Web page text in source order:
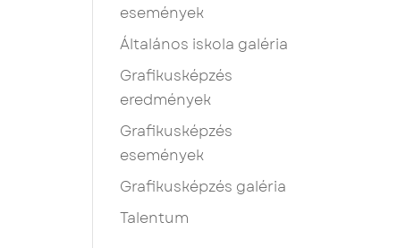
események
Általános iskola galéria
Grafikusképzés
eredmények
Grafikusképzés
események
Grafikusképzés galéria
Talentum